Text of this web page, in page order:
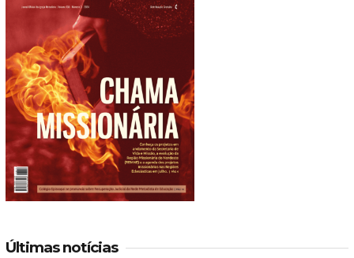
Últimas notícias